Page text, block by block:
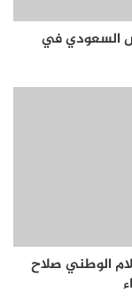
السعودي في
الوطني صلاح